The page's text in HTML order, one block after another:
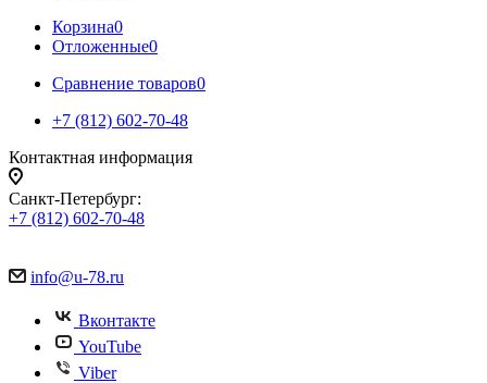
Корзина0
Отложенные0
Сравнение товаров0
+7 (812) 602-70-48
Контактная информация
Санкт-Петербург:
+7 (812) 602-70-48
info@u-78.ru
Вконтакте
YouTube
Viber